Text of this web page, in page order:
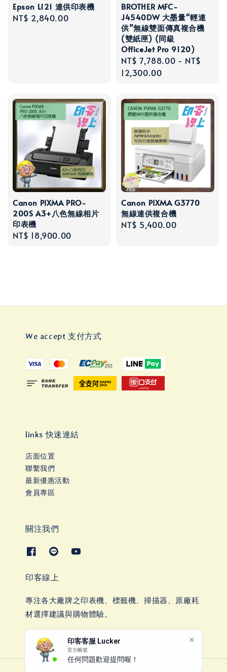
印客客服 Lucker
官方帳號
任何問題歡迎提問喔！
Epson L121 連供印表機
Regular
NT$ 2,840.00
BROTHER MFC-
J4540DW 大墨量“輕連
供”無線雙面傳真複合機
(雙紙匣) (同級
OfficeJet Pro 9120)
Regular
price
NT$ 7,788.00 - NT$
12,300.00
Canon PIXMA PRO-
200S A3+八色無線相片
印表機
Regular
NT$ 18,900.00
Canon PIXMA G3770
無線連供複合機
Regular
NT$ 5,400.00
We accept 支付方式
links 快速連結
店面位置
聯繫我們
最新優惠活動
會員專區
關注我們
印客線上
專注各大廠牌之印表機、標籤機、掃描器、原廠耗
材選擇建議與購物體驗。